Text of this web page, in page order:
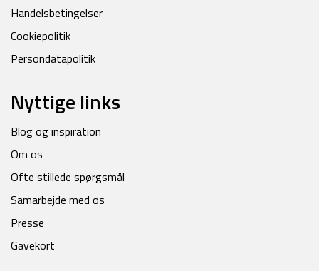
Handelsbetingelser
Cookiepolitik
Persondatapolitik
Nyttige links
Blog og inspiration
Om os
Ofte stillede spørgsmål
Samarbejde med os
Presse
Gavekort